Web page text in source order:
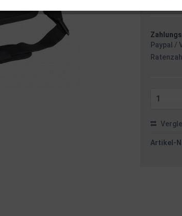
Paypal /
Artikel-